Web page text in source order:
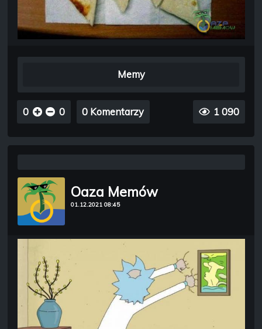
Memy
0 0 0 Komentarzy 1 090
Oaza Memów
01.12.2021 08:45